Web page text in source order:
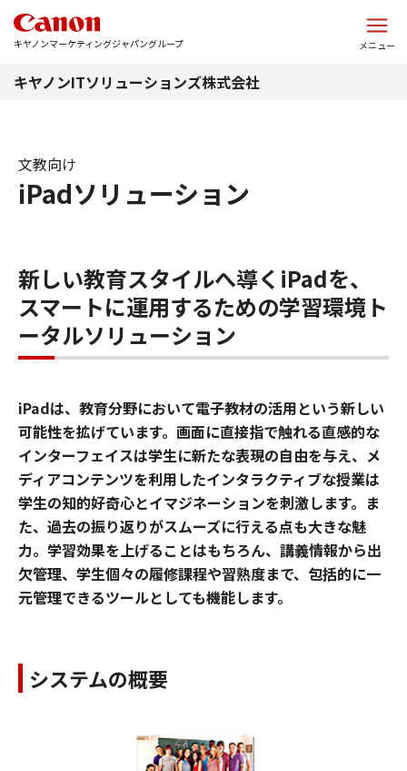
キヤノンマーケティングジャパングループ メニュー
キヤノンITソリューションズ株式会社
iPadソリューション
文教向け
新しい教育スタイルへ導くiPadを、
スマートに運用するための学習環境ト
ータルソリューション
iPadは、教育分野において電子教材の活用という新しい
可能性を拡げています。画面に直接指で触れる直感的な
インターフェイスは学生に新たな表現の自由を与え、メ
ディアコンテンツを利用したインタラクティブな授業は
学生の知的好奇心とイマジネーションを刺激します。ま
た、過去の振り返りがスムーズに行える点も大きな魅
力。学習効果を上げることはもちろん、講義情報から出
欠管理、学生個々の履修課程や習熟度まで、包括的に一
元管理できるツールとしても機能します。
システムの概要